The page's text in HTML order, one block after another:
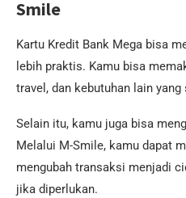
Smile
Kartu Kredit Bank Mega bisa
lebih praktis. Kamu bisa
travel, dan kebutuhan lain
Selain itu, kamu juga bisa
Melalui M-Smile, kamu dapat
mengubah transaksi menjadi
jika diperlukan.